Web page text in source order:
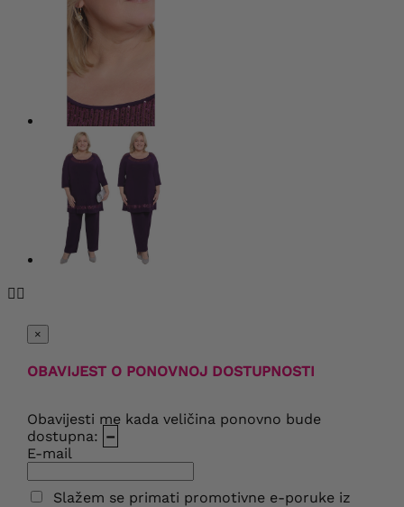
 
×
OBAVIJEST O PONOVNOJ DOSTUPNOSTI
Obavijesti me kada veličina ponovno bude
dostupna: –
E-mail
Slažem se primati promotivne e-poruke iz